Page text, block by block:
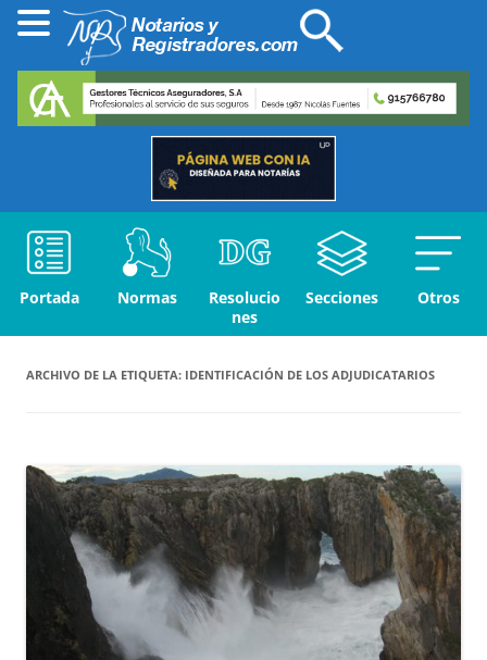
Portada Normas
Resolucio
nes
Secciones Otros
ARCHIVO DE LA ETIQUETA: IDENTIFICACIÓN DE LOS ADJUDICATARIOS